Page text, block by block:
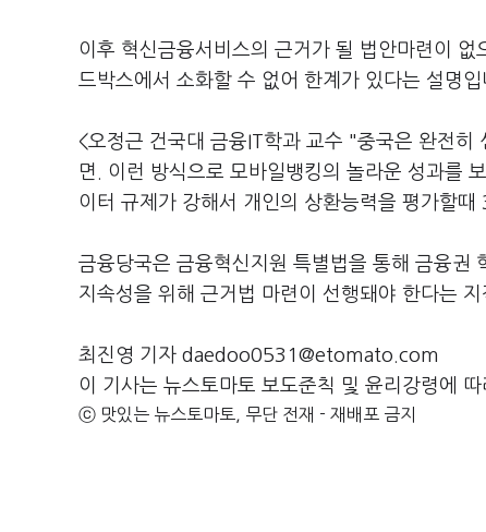
이후 혁신금융서비스의 근거가 될 법안마련이
드박스에서 소화할 수 없어 한계가 있다는 설명입
<오정근 건국대 금융IT학과 교수 "중국은 완전히
면. 이런 방식으로 모바일뱅킹의 놀라운 성과를
이터 규제가 강해서 개인의 상환능력을 평가할
금융당국은 금융혁신지원 특별법을 통해 금융권
지속성을 위해 근거법 마련이 선행돼야 한다는
최진영 기자 daedoo0531@etomato.com
이 기사는 뉴스토마토 보도준칙 및 윤리강령에
ⓒ 맛있는 뉴스토마토, 무단 전재 - 재배포 금지